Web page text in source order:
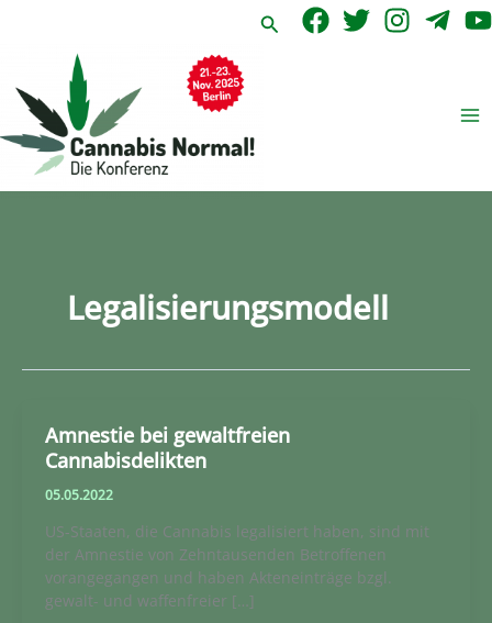
Suchen
Legalisierungsmodell
Amnestie bei gewaltfreien
Cannabisdelikten
05.05.2022
US-Staaten, die Cannabis legalisiert haben, sind mit
der Amnestie von Zehntausenden Betroffenen
vorangegangen und haben Akteneinträge bzgl.
gewalt- und waffenfreier […]